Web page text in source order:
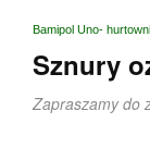
Bamipol Uno-
Sznury
Zapraszamy do